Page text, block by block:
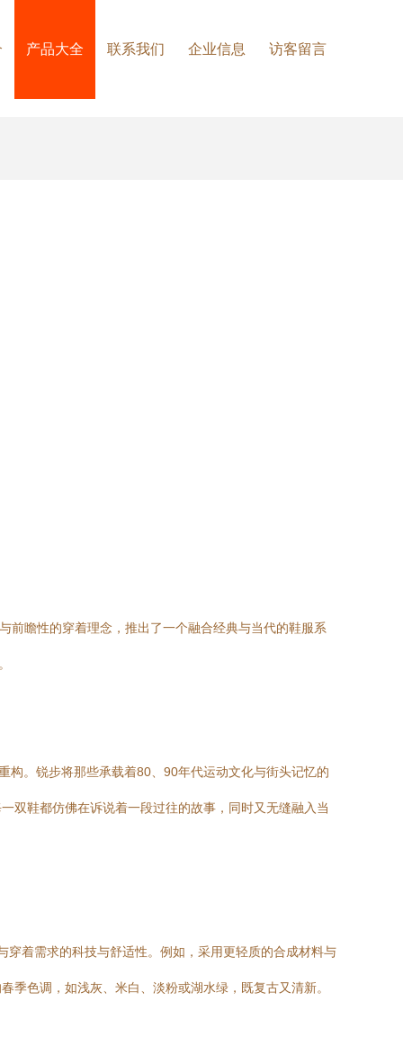
产品大全 联系我们 企业信息 访客留言
前瞻性的穿着理念，推出了一个融合经典与当代的鞋服系
构。锐步将那些承载着80、90年代运动文化与街头记忆的
鞋都仿佛在诉说着一段过往的故事，同时又无缝融入当
着需求的科技与舒适性。例如，采用更轻质的合成材料与
色调，如浅灰、米白、淡粉或湖水绿，既复古又清新。